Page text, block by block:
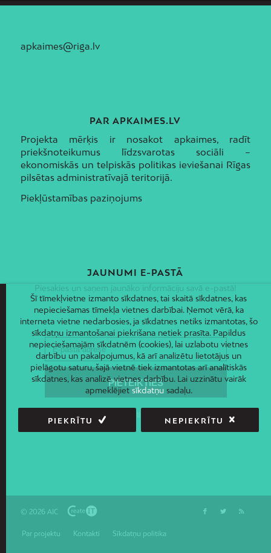
apkaimes@riga.lv
PAR APKAIMES.LV
Projekta mērķis ir nosakot apkaimes, radīt
priekšnoteikumus līdzsvarotas sociāli –
ekonomiskās un telpiskās politikas ieviešanai Rīgas
pilsētas administratīvajā teritorijā.
Piekļūstamības paziņojums
JAUNUMI E-PASTĀ
Piesakies un saņem jaunāko informāciju savā e-pastā!
© 2026 AIC
Par projektu Kontakti Sīkdatņu politika
Šī tīmekļvietne izmanto sīkdatnes, tai skaitā sīkdatnes, kas
nepieciešamas tīmekļa vietnes darbībai. Ņemot vērā, ka
interneta vietne nedarbosies, ja sīkdatnes netiks izmantotas, šo
sīkdatņu izmantošanai piekrišana netiek prasīta. Papildus
nepieciešamajām sīkdatnēm (cookies), lai uzlabotu vietnes
darbību un pakalpojumus, kā arī analizētu lietotājus un
pielāgotu saturu, šajā vietnē tiek izmantotas arī analītiskās
sīkdatnes, kas analizē vietnes darbību. Lai uzzinātu vairāk
apmeklējiet sīkdatņusadaļu.
PIEKRĪTU NEPIEKRĪTU